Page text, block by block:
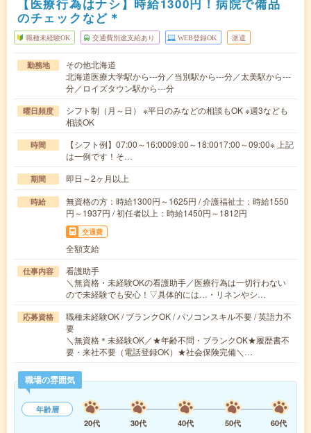
【医療行為はナシ】時給1300円！病院で備品
のチェックなど＊
職種未経験OK 交通費別途支給あり WEB登録OK 派遣
勤務地
その他北海道
北海道医療大学駅から---分／当別駅から---分／太美駅から---
分／ロイズタウン駅から---分
曜日頻度
シフト制（月～日） ※平日のみなどの相談もOK ※週3なども
相談OK
時間
【シフト例】07:00～16:0009:00～18:0017:00～09:00※ 上記
は一例です！そ…
期間 即日～2ヶ月以上
時給
無資格の方：時給1300円～1625円 / 介護福祉士：時給1550
円～1937円 / 初任者以上：時給1450円～1812円
交通費
全額支給
仕事内容
看護助手
＼無資格・未経験OKの看護助手／医療行為は一切行わない
ので未経験でも安心！▽具体的には…・リネンやシ…
応募資格
職種未経験OK / ブランクOK / パソコンスキル不要 / 英語力不
要
＼無資格＊未経験OK／★年齢不問・ブランクOK★履歴書不
要・来社不要（電話登録OK）★社会保険完備＼…
職場の雰囲気
年齢層
20代
30代 40代 50代
60代